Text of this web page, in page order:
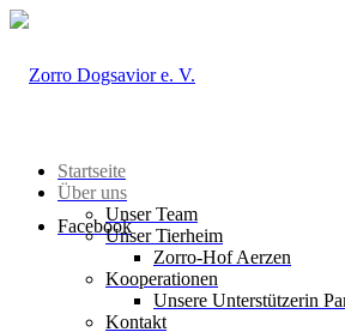
Facebook
Startseite
Über uns
Unser Team
Unser Tierheim
Zorro-Hof Aerzen
Kooperationen
Unsere Unterstützerin
Kontakt